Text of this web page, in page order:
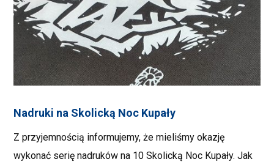
Nadruki na Skolicką Noc Kupały
Z przyjemnością informujemy, że mieliśmy okazję
wykonać serię nadruków na 10 Skolicką Noc Kupały. Jak